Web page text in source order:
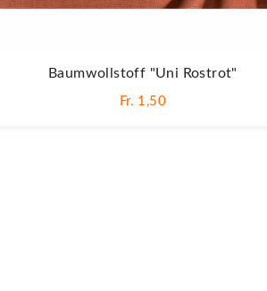
Baumwollstoff "Uni Rostrot"
Fr. 1,50